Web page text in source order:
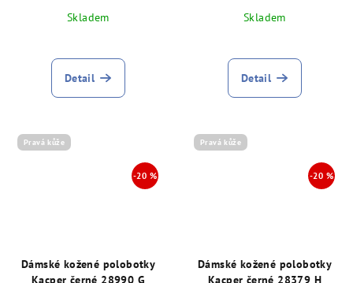
Skladem
Detail
Skladem
Detail
Pravá kůže
Dámské kožené polobotky
Kacper černé 28990 G
Pravá kůže
Dámské kožené polobotky
Kacper černé 28379 H